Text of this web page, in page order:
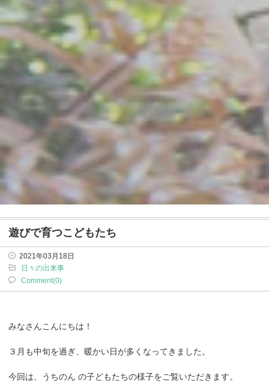
遊びで育つこどもたち
2021年03月18日
日々の出来事
Comment(0)
みなさんこんにちは！
３月も中旬を過ぎ、暖かい日が多くなってきました。
今回は、うちのん の子どもたちの様子をご覧いただきます。